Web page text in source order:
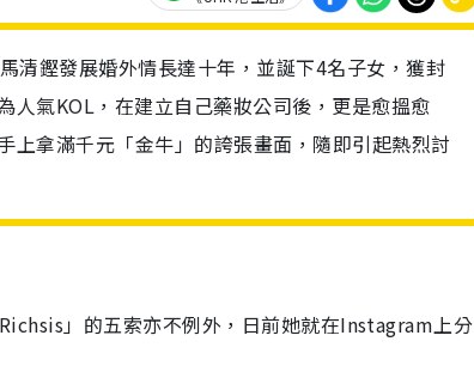
清鏗發展婚外情長達十年，並誕下4名子女，獲封
人氣KOL，在建立自己藥妝公司後，更是愈搵愈
上拿滿千元「金牛」的誇張畫面，隨即引起熱烈討
」的五索亦不例外，日前她就在Instagram上分